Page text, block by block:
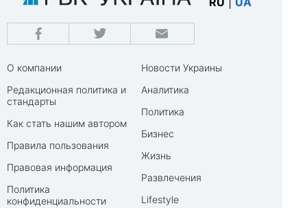
О компании
Редакционная политика и
стандарты
Как стать нашим автором
Правила пользования
Правовая информация
Политика
конфиденциальности
Новости Украины
Аналитика
Политика
Бизнес
Жизнь
Развлечения
Lifestyle